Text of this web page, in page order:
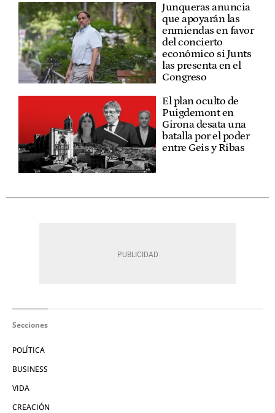
Junqueras anuncia
que apoyarán las
enmiendas en favor
del concierto
económico si Junts
las presenta en el
Congreso
El plan oculto de
Puigdemont en
Girona desata una
batalla por el poder
entre Geis y Ribas
Secciones
POLÍTICA
BUSINESS
VIDA
CREACIÓN